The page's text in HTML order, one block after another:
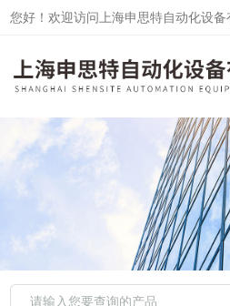
您好！欢迎访问上海申思特自动化设备